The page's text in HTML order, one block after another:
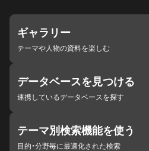
ギャラリー
テーマや人物の資料を楽しむ
データベースを見つける
連携しているデータベースを探す
テーマ別検索機能を使う
目的・分野毎に最適化された検索